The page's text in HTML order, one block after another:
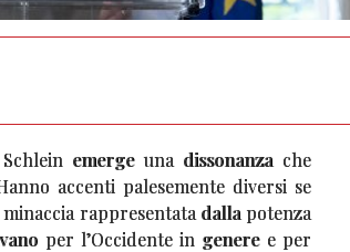
emerge una dissonanza che
accenti palesemente diversi se
rappresentata dalla potenza
per l’Occidente in genere e per